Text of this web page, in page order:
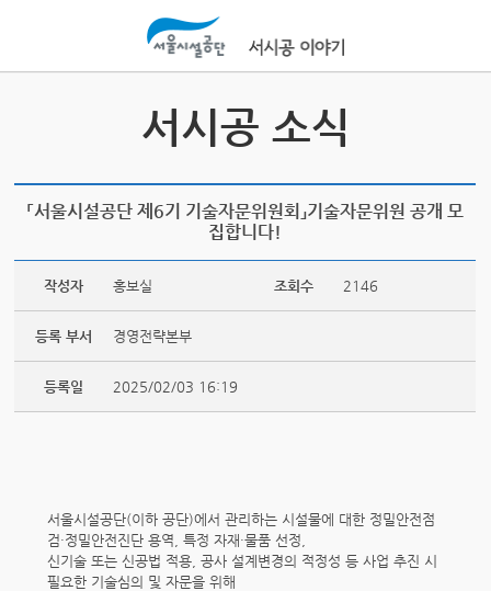
서시공 소식
「서울시설공단 제6기 기술자문위원회」기술자문위원 공개 모
집합니다!
작성자 홍보실 조회수 2146
등록 부서 경영전략본부
등록일 2025/02/03 16:19
서울시설공단(이하 공단)에서 관리하는 시설물에 대한 정밀안전점
검·정밀안전진단 용역, 특정 자재·물품 선정,
신기술 또는 신공법 적용, 공사 설계변경의 적정성 등 사업 추진 시
필요한 기술심의 및 자문을 위해